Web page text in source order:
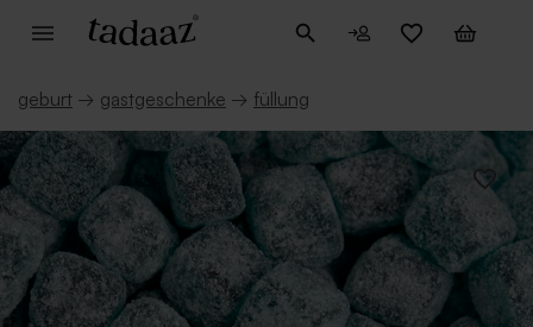
geburt → gastgeschenke → füllung